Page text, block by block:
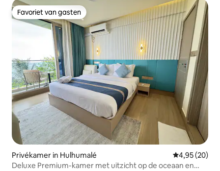
Favoriet van gasten
Favoriet van gasten
Privékamer in Hulhumalé Gemiddelde
4,95 (20)
Deluxe Premium-kamer met uitzicht op de oceaan en